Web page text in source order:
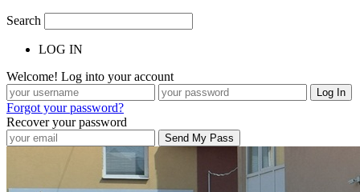
Search
LOG IN
Welcome! Log into your account
Forgot your password?
Recover your password